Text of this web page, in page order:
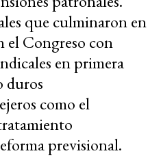
que culminaron en
el Congreso con
en primera
duros
como el
previsional.